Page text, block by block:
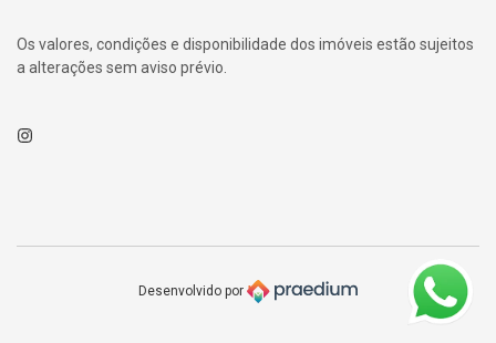
Os valores, condições e disponibilidade dos imóveis estão sujeitos
a alterações sem aviso prévio.
Instagram
Desenvolvido por